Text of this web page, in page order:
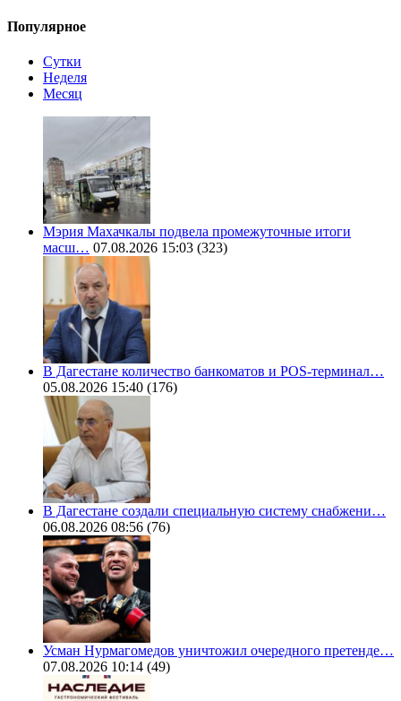
Популярное
Сутки
Неделя
Месяц
Мэрия Махачкалы подвела промежуточные итоги
масш… 07.08.2026 15:03 (323)
В Дагестане количество банкоматов и POS-терминал…
05.08.2026 15:40 (176)
В Дагестане создали специальную систему снабжени…
06.08.2026 08:56 (76)
Усман Нурмагомедов уничтожил очередного претенде…
07.08.2026 10:14 (49)